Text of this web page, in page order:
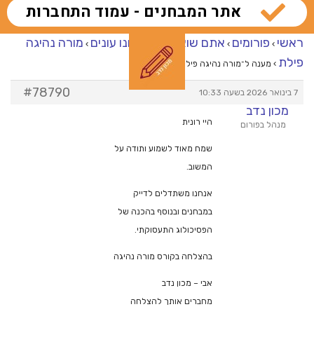
אתר המבחנים - עמוד התחברות
ראשי › פורומים › אתם שואלים – אנחנו עונים › מורה נהיגה
פילת › מענה ל־מורה נהיגה פילת
7 בינואר 2026 בשעה 10:33
#78790
מכון נדב
מנהל בפורום היי רונית
שמח מאוד לשמוע ותודה על
המשוב.
אנחנו משתדלים לדייק
במבחנים ובנוסף בהכנה של
הפסיכולוג התעסוקתי.
בהצלחה בקורס מורה נהיגה
אבי – מכון נדב
מחברים אותך להצלחה